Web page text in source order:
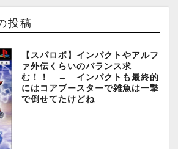
投稿
【スパロボ】インパクトやアルフ
ァ外伝くらいのバランス求
む！！ → インパクトも最終的
にはコアブースターで雑魚は一撃
で倒せてたけどね